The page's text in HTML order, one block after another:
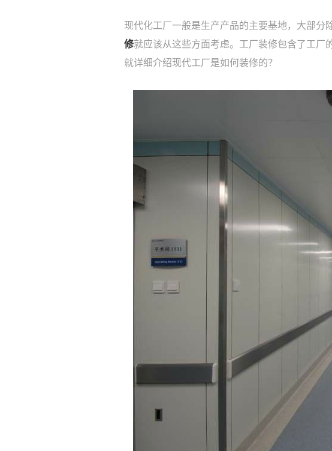
现代化工厂一般是生产产品的主要基地，大部
修就应该从这些方面考虑。工厂装修包含了工厂
就详细介绍现代工厂是如何装修的？